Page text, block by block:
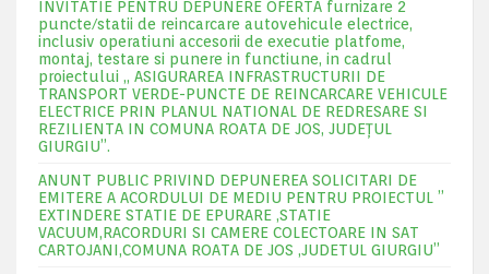
INVITATIE PENTRU DEPUNERE OFERTA furnizare 2
puncte/statii de reincarcare autovehicule electrice,
inclusiv operatiuni accesorii de executie platfome,
montaj, testare si punere in functiune, in cadrul
proiectului „ ASIGURAREA INFRASTRUCTURII DE
TRANSPORT VERDE-PUNCTE DE REINCARCARE VEHICULE
ELECTRICE PRIN PLANUL NATIONAL DE REDRESARE SI
REZILIENTA IN COMUNA ROATA DE JOS, JUDEŢUL
GIURGIU”.
ANUNT PUBLIC PRIVIND DEPUNEREA SOLICITARI DE
EMITERE A ACORDULUI DE MEDIU PENTRU PROIECTUL ”
EXTINDERE STATIE DE EPURARE ,STATIE
VACUUM,RACORDURI SI CAMERE COLECTOARE IN SAT
CARTOJANI,COMUNA ROATA DE JOS ,JUDETUL GIURGIU”